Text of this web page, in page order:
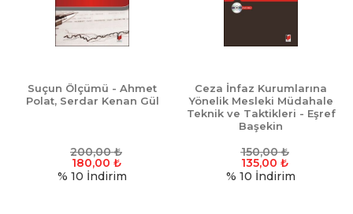
Suçun Ölçümü - Ahmet
Polat, Serdar Kenan Gül
200,00₺
180,00 ₺
% 10 İndirim
Ceza İnfaz Kurumlarına
Yönelik Mesleki Müdahale
Teknik ve Taktikleri - Eşref
Başekin
150,00₺
135,00 ₺
% 10 İndirim